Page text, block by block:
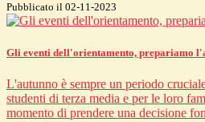
Pubblicato il 02-11-2023
Gli eventi dell'orientamento, prepariamo
L'autunno è sempre un periodo
studenti di terza media e per le loro
momento di prendere una decisione